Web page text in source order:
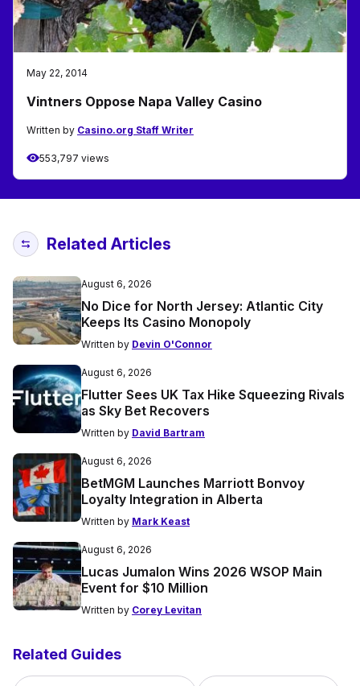
May 22, 2014
Vintners Oppose Napa Valley Casino
Written by Casino.org Staff Writer
553,797 views
Related Articles
August 6, 2026
No Dice for North Jersey: Atlantic City
Keeps Its Casino Monopoly
Written by Devin O'Connor
August 6, 2026
Flutter Sees UK Tax Hike Squeezing Rivals
as Sky Bet Recovers
Written by David Bartram
August 6, 2026
BetMGM Launches Marriott Bonvoy
Loyalty Integration in Alberta
Written by Mark Keast
August 6, 2026
Lucas Jumalon Wins 2026 WSOP Main
Event for $10 Million
Written by Corey Levitan
Related Guides